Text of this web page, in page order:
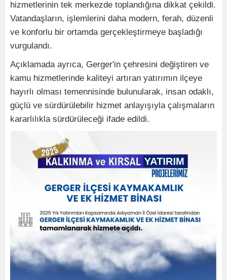
hizmetlerinin tek merkezde toplandığına dikkat çekildi.
Vatandaşların, işlemlerini daha modern, ferah, düzenli
ve konforlu bir ortamda gerçekleştirmeye başladığı
vurgulandı.
Açıklamada ayrıca, Gerger'in çehresini değiştiren ve
kamu hizmetlerinde kaliteyi artıran yatırımın ilçeye
hayırlı olması temennisinde bulunularak, insan odaklı,
güçlü ve sürdürülebilir hizmet anlayışıyla çalışmaların
kararlılıkla sürdürüleceği ifade edildi.